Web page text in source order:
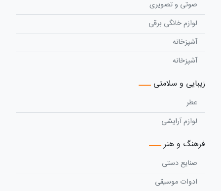
صوتی و تصویری
لوازم خانگی برقی
آشپزخانه
آشپزخانه
زیبایی و سلامتی
عطر
لوازم آرایشی
فرهنگ و هنر
صنایع دستی
ادوات موسیقی